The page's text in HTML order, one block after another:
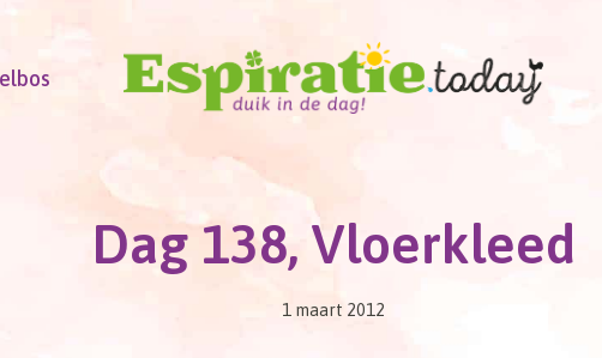
Dag 138, Vloerkleed
1 maart 2012